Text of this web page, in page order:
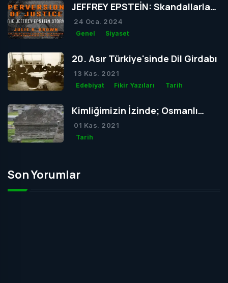
JEFFREY EPSTEİN: Skandallarla
Dolu Bir Hayatın Ardındaki Gizem
24 Oca. 2024
Genel Siyaset
20. Asır Türkiye'sinde Dil Girdabı
13 Kas. 2021
Edebiyat Fikir Yazıları Tarih
Kimliğimizin İzinde; Osmanlı
Mezar Taşları
01 Kas. 2021
Tarih
Son Yorumlar